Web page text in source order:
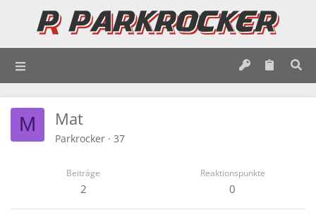
M Mat
Parkrocker · 37
Beiträge
2
Reaktionspunkte
0